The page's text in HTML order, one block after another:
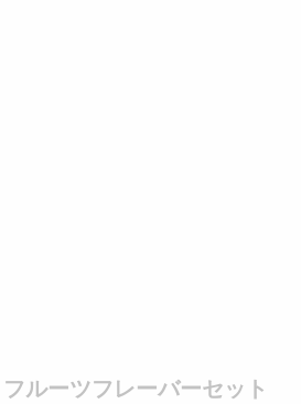
フルーツフレーバーセット